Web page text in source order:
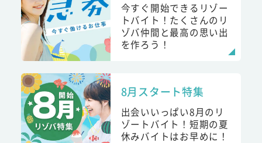
今すぐ開始できるリゾー
トバイト！たくさんのリ
ゾバ仲間と最高の思い出
を作ろう！
8月スタート特集
出会いいっぱい8月のリ
ゾートバイト！短期の夏
休みバイトはお早めに！